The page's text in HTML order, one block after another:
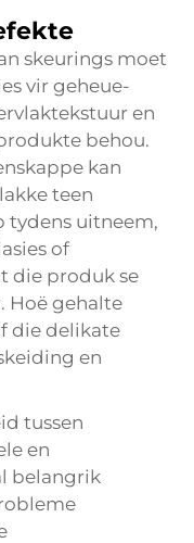
skeurings moet
vir geheue-
en
behou.
kan
teen
tydens uitneem,
of
die produk se
Hoë gehalte
die delikate
en
tussen
en
belangrik